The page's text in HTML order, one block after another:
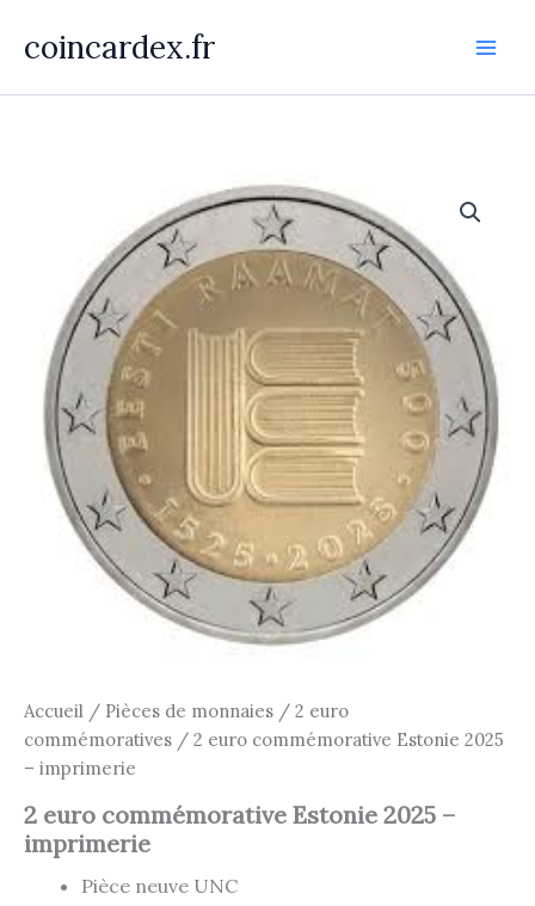
coincardex.fr
Accueil / Pièces de monnaies / 2 euro
commémoratives / 2 euro commémorative Estonie 2025
– imprimerie
2 euro commémorative Estonie 2025 –
imprimerie
Pièce neuve UNC